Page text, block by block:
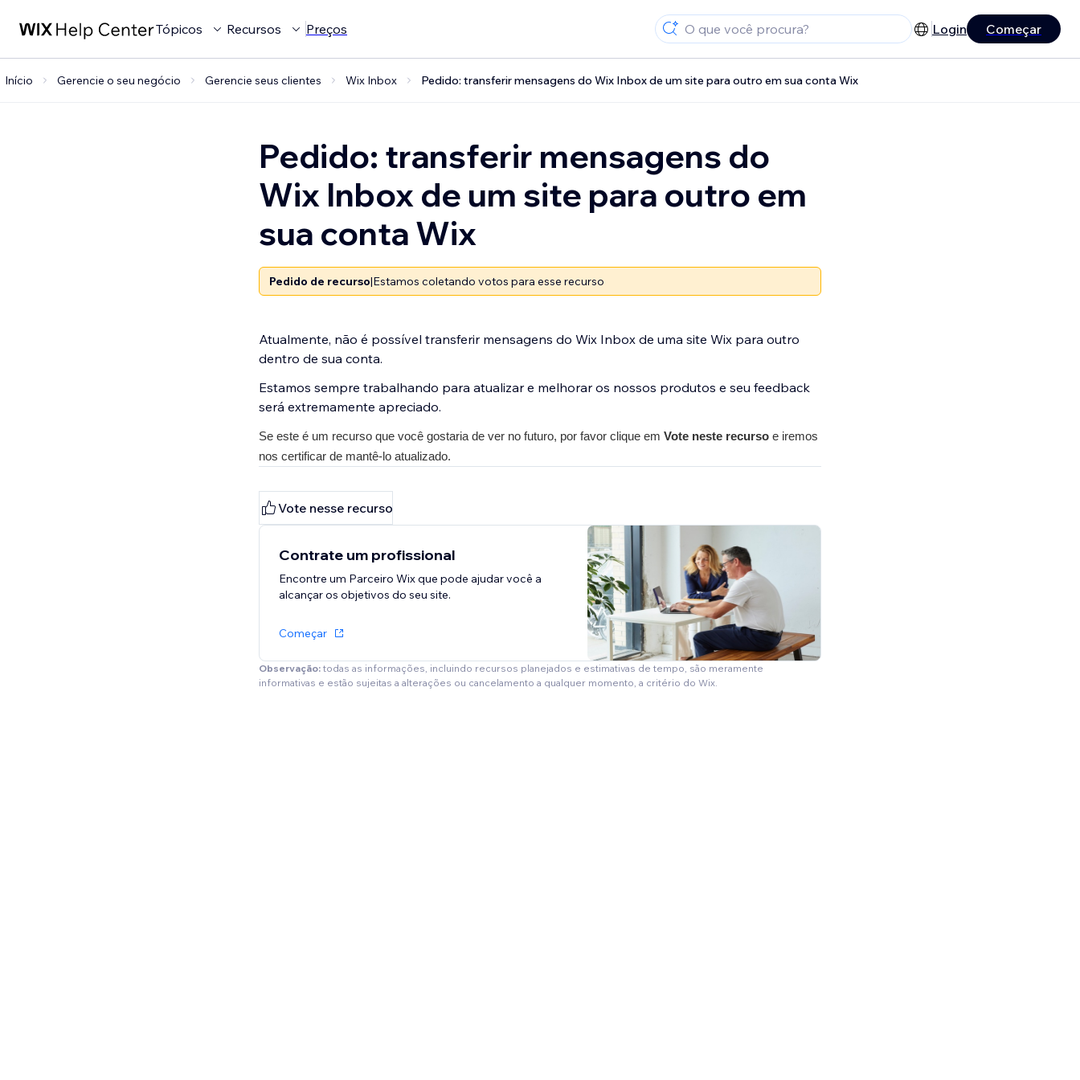
Tópicos Recursos Preços Login Começar
Início Gerencie o seu negócio Gerencie seus clientes Wix Inbox Pedido: transferir mensagens do Wix Inbox de um site para outro em sua conta Wix
Pedido: transferir mensagens do
Wix Inbox de um site para outro em
sua conta Wix
Pedido de recurso|Estamos coletando votos para esse recurso
Atualmente, não é possível transferir mensagens do Wix Inbox de uma site Wix para outro
dentro de sua conta.
Estamos sempre trabalhando para atualizar e melhorar os nossos produtos e seu feedback
será extremamente apreciado.
Se este é um recurso que você gostaria de ver no futuro, por favor clique em Vote neste recurso e iremos
nos certificar de mantê-lo atualizado.
Vote nesse recurso
Contrate um profissional
Encontre um Parceiro Wix que pode ajudar você a
alcançar os objetivos do seu site.
Começar
Observação: todas as informações, incluindo recursos planejados e estimativas de tempo, são meramente
informativas e estão sujeitas a alterações ou cancelamento a qualquer momento, a critério do Wix.